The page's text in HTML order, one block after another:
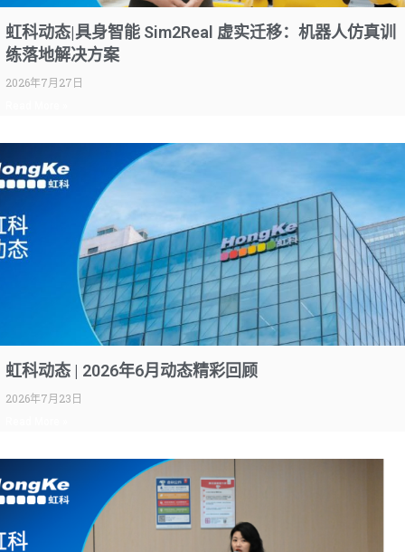
虹科动态|具身智能 Sim2Real 虚实迁移：机器人仿真训
练落地解决方案
2026年7月27日
虹科动态 | 2026年6月动态精彩回顾
2026年7月23日